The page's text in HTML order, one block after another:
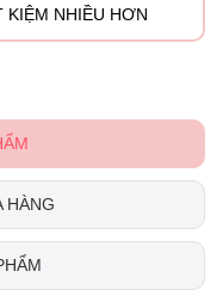
KIỆM NHIỀU HƠN
HÀNG